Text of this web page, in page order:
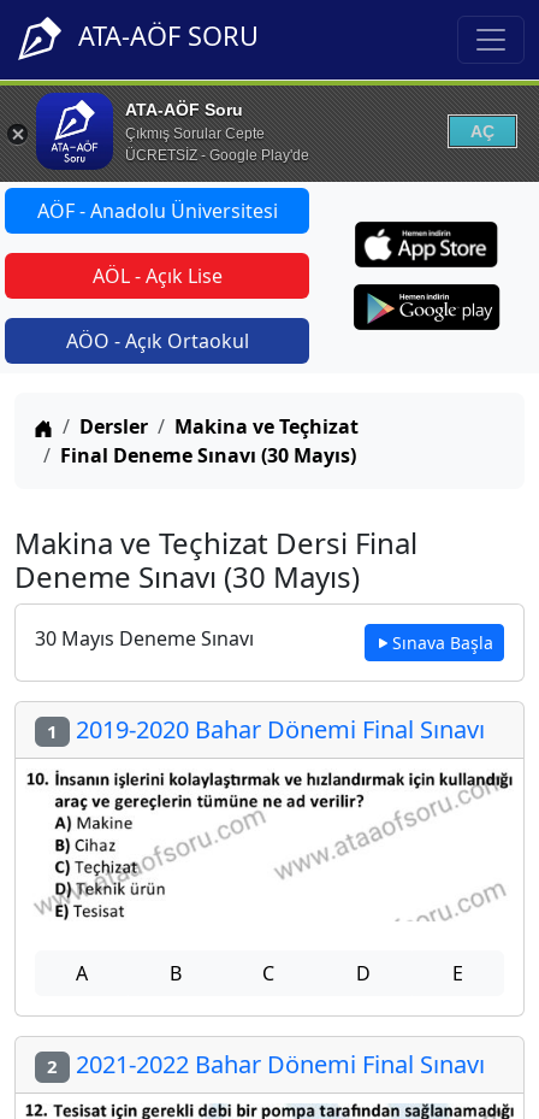
ATA-AÖF SORU
ATA-AÖF Soru
Çıkmış Sorular Cepte
ÜCRETSİZ - Google Play'de
AÇ
AÖF - Anadolu Üniversitesi
AÖL - Açık Lise
AÖO - Açık Ortaokul
Anasayfa
Dersler
Makina ve Teçhizat
Final Deneme Sınavı (30 Mayıs)
Makina ve Teçhizat Dersi Final
Deneme Sınavı (30 Mayıs)
30 Mayıs Deneme Sınavı Sınava Başla
1 2019-2020 Bahar Dönemi Final Sınavı
A B C D E
2 2021-2022 Bahar Dönemi Final Sınavı